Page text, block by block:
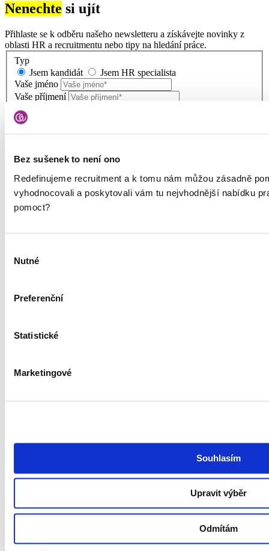
Bez sušenek to není ono
Redefinujeme recruitment a k tomu nám můžou zásadně
vyhodnocovali a poskytovali vám tu nejvhodnější nabídku
pomoct?
souhlasu
Nutné
Preferenční
Statistické
Marketingové
Souhlasím
Upravit výběr
Odmítám
Nenechte si ujít
Přihlaste se k odběru našeho newsletteru a získávejte novinky z
oblasti HR a recruitmentu nebo tipy na hledání práce.
Typ
Jsem kandidát
Jsem HR specialista
Vaše jméno
Vaše příjmení
E-mail
Vaše osobní údaje budeme zpracovávat podle
společnostmi
Outplacement
Podcast Redefining Recruitment
Politika ochrany osobních údajů a systému řízení bezpečnosti
Prohlášení o přístupnosti
Watchdog
ITjede.cz